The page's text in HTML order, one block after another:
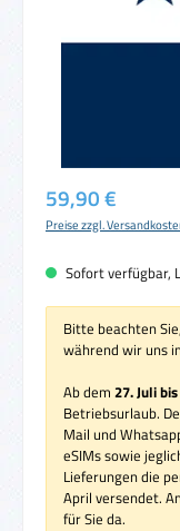
Regulärer Preis:
59,90 €
Preise zzgl.
Sofort verfügbar,
Bitte beachten
während wir uns
Ab dem 27. Juli
Betriebsurlaub.
Mail und
eSIMs sowie
Lieferungen die
April versendet.
für Sie da.